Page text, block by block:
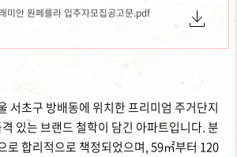
미안 원페를라 입주자모집공고문.pdf
서초구 방배동에 위치한 프리미엄 주거단지
있는 브랜드 철학이 담긴 아파트입니다. 분
로 합리적으로 책정되었으며, 59㎡부터 120